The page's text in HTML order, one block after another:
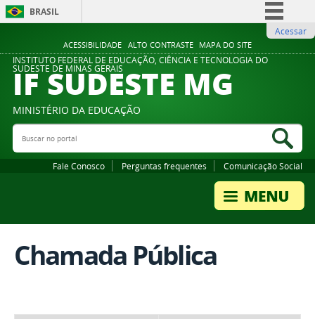
ACESSIBILIDADE ALTO CONTRASTE MAPA DO SITE
BRASIL
Comunica BR
Participe
Legislação
Acessar
INSTITUTO FEDERAL DE EDUCAÇÃO, CIÊNCIA E TECNOLOGIA DO
SUDESTE DE MINAS GERAIS
IF SUDESTE MG
MINISTÉRIO DA EDUCAÇÃO
Buscar no portal
Fale Conosco Perguntas frequentes Comunicação Social
Chamada Pública